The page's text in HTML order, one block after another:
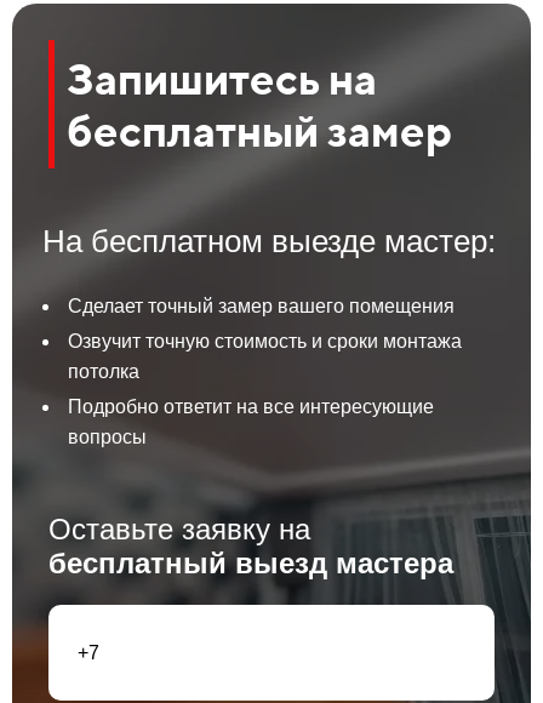
Запишитесь на
бесплатный замер
На бесплатном выезде мастер:
Сделает точный замер вашего помещения
Озвучит точную стоимость и сроки монтажа
потолка
Подробно ответит на все интересующие
вопросы
Оставьте заявку на
бесплатный выезд мастера